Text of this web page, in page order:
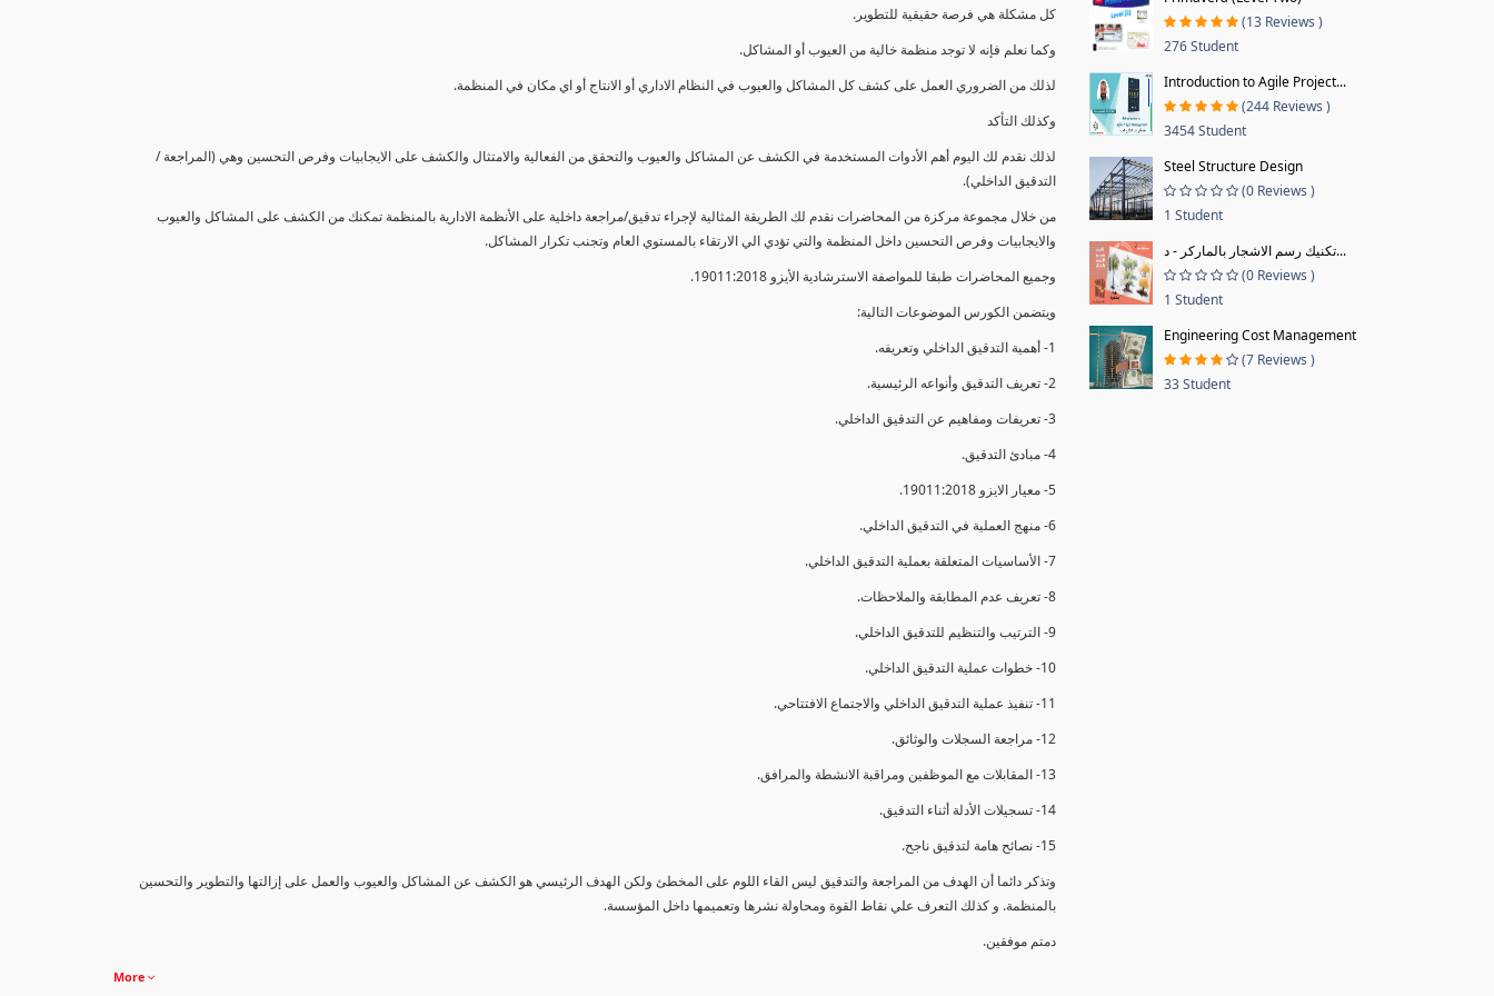
كل مشكلة هي فرصة حقيقية للتطوير.
وكما نعلم فإنه لا توجد منظمة خالية من العيوب أو المشاكل.
لذلك من الضروري العمل على كشف كل المشاكل والعيوب في النظام الاداري أو الانتاج أو اي مكان في المنظمة.
وكذلك التأكد
لذلك نقدم لك اليوم أهم الأدوات المستخدمة في الكشف عن المشاكل والعيوب والتحقق من الفعالية والامتثال والكشف على الايجابيات وفرص التحسين وهي (المراجعة /
التدقيق الداخلي).
من خلال مجموعة مركزة من المحاضرات نقدم لك الطريقة المثالية لإجراء تدقيق/مراجعة داخلية على الأنظمة الادارية بالمنظمة تمكنك من الكشف على المشاكل والعيوب
والايجابيات وفرص التحسين داخل المنظمة والتي تؤدي الي الارتقاء بالمستوي العام وتجنب تكرار المشاكل.
وجميع المحاضرات طبقا للمواصفة الاسترشادية الأيزو 19011:2018.
ويتضمن الكورس الموضوعات التالية:
1- أهمية التدقيق الداخلي وتعريفه.
2- تعريف التدقيق وأنواعه الرئيسية.
3- تعريفات ومفاهيم عن التدقيق الداخلي.
4- مبادئ التدقيق.
5- معيار الايزو 19011:2018.
6- منهج العملية في التدقيق الداخلي.
7- الأساسيات المتعلقة بعملية التدقيق الداخلي.
8- تعريف عدم المطابقة والملاحظات.
9- الترتيب والتنظيم للتدقيق الداخلي.
10- خطوات عملية التدقيق الداخلي.
11- تنفيذ عملية التدقيق الداخلي والاجتماع الافتتاحي.
12- مراجعة السجلات والوثائق.
13- المقابلات مع الموظفين ومراقبة الانشطة والمرافق.
14- تسجيلات الأدلة أثناء التدقيق.
15- نصائح هامة لتدقيق ناجح.
وتذكر دائما أن الهدف من المراجعة والتدقيق ليس القاء اللوم على المخطئ ولكن الهدف الرئيسي هو الكشف عن المشاكل والعيوب والعمل على إزالتها والتطوير والتحسين
بالمنظمة. و كذلك التعرف علي نقاط القوة ومحاولة نشرها وتعميمها داخل المؤسسة.
دمتم موفقين.
More
(13 Reviews )
276 Student
Introduction to Agile Project...
(244 Reviews )
3454 Student
Steel Structure Design
(0 Reviews )
1 Student
تكنيك رسم الاشجار بالماركر - د...
(0 Reviews )
1 Student
Engineering Cost Management
(7 Reviews )
33 Student